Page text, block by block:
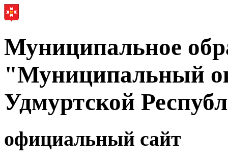
Муниципальное
"Муниципальный
Удмуртской
официальный сайт